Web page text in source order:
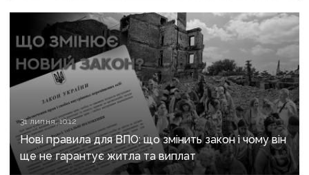
31 липня, 10:12
Нові правила для ВПО: що змінить закон і чому він
ще не гарантує житла та виплат